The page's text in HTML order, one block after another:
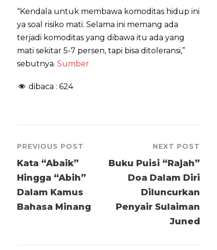
“Kendala untuk membawa komoditas hidup ini
ya soal risiko mati. Selama ini memang ada
terjadi komoditas yang dibawa itu ada yang
mati sekitar 5-7 persen, tapi bisa ditoleransi,”
sebutnya. Sumber
dibaca : 624
PREVIOUS POST
Kata “Abaik”
Hingga “Abih”
Dalam Kamus
Bahasa Minang
NEXT POST
Buku Puisi “Rajah”
Doa Dalam Diri
Diluncurkan
Penyair Sulaiman
Juned